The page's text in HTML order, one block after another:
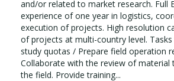
and/or related to market research. Full
experience of one year in logistics,
execution of projects. High resolution
of projects at multi-country level.
study quotas / Prepare field operation
Collaborate with the review of material
the field. Provide training...